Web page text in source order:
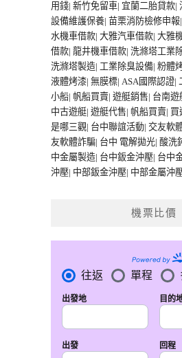
用錢| 新竹免留車| 宜蘭二胎貸款|
設備維護保養| 苗栗消防檢修申報|
水機車借款| 大雅汽車借款| 大雅
借款| 龍井機車借款| 洗滌塔工業
洗滌塔製造| 工業除臭設備| 粉體
液體烤漆| 無膜標| ASA國際認證|
小船| 帆船買賣| 遊艇銷售| 台南遊
中古遊艇| 遊艇代售| 帆船買賣| 買
是哪三觀| 台中聯誼活動| 交友軟
友軟體詐騙| 台中 電解拋光| 酸洗
中金屬製造| 台中鈑金沖壓| 台中
沖壓| 中部鈑金沖壓| 中部金屬沖
機票比價